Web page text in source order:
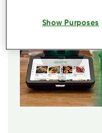
Show Purposes